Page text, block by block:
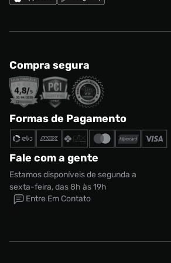
Compra segura
Formas de Pagamento
Fale com a gente
Estamos disponíveis de segunda a
sexta-feira, das 8h às 19h
Entre Em Contato